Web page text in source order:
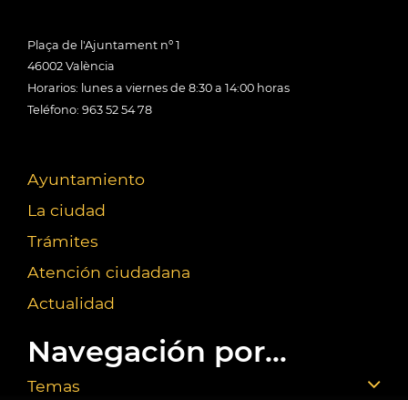
Plaça de l'Ajuntament nº 1
46002 València
Horarios: lunes a viernes de 8:30 a 14:00 horas
Teléfono: 963 52 54 78
Ayuntamiento
La ciudad
Trámites
Atención ciudadana
Actualidad
Navegación por...
Temas